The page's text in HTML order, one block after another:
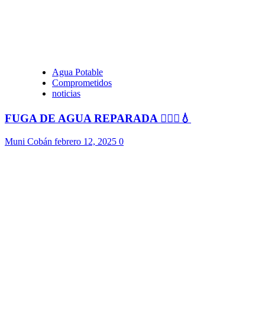
Agua Potable
Comprometidos
noticias
FUGA DE AGUA REPARADA 👷🏻‍♂️💧
Muni Cobán febrero 12, 2025 0